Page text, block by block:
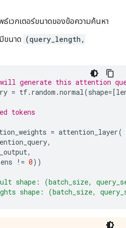
เวกเตอร์ขนาดของข้อความค้นหา
ขนาด (query_length,
generate this attention
= tf. random .normal(shape=[
tokens
= attention_layer(
,
,
!= 0))
shape: (batch_size,
shape: (batch_size,